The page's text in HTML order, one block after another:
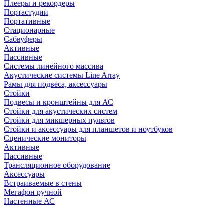
Плееры и рекордеры
Портастудии
Портативные
Стационарные
Сабвуферы
Активные
Пассивные
Системы линейного массива
Акустические системы Line Array
Рамы для подвеса, аксессуары
Стойки
Подвесы и кронштейны для АС
Стойки для акустических систем
Стойки для микшерных пультов
Стойки и аксессуары для планшетов и ноутбуков
Сценические мониторы
Активные
Пассивные
Трансляционное оборудование
Аксессуары
Встраиваемые в стены
Мегафон ручной
Настенные АС